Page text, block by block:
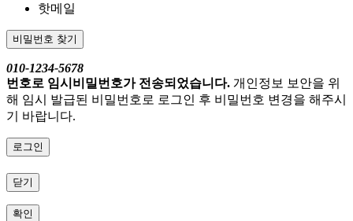
핫메일
비밀번호 찾기
010-1234-5678
번호로 임시비밀번호가 전송되었습니다. 개인정보 보안을 위
해 임시 발급된 비밀번호로 로그인 후 비밀번호 변경을 해주시
기 바랍니다.
로그인
닫기
확인